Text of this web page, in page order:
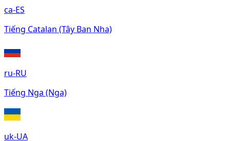
ca-ES
Tiếng Catalan (Tây Ban Nha)
ru-RU
Tiếng Nga (Nga)
uk-UA